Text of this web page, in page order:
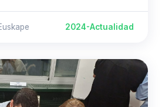
2024-Actualidad